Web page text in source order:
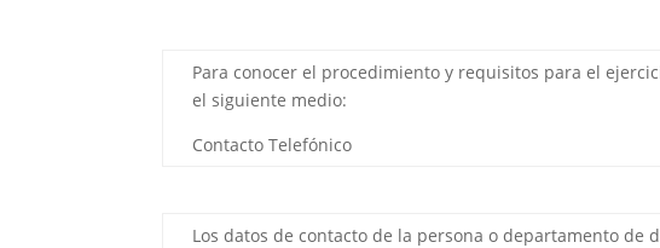
Para conocer el procedimiento y requisitos para el
el siguiente medio:
Contacto Telefónico
Los datos de contacto de la persona o departamento de